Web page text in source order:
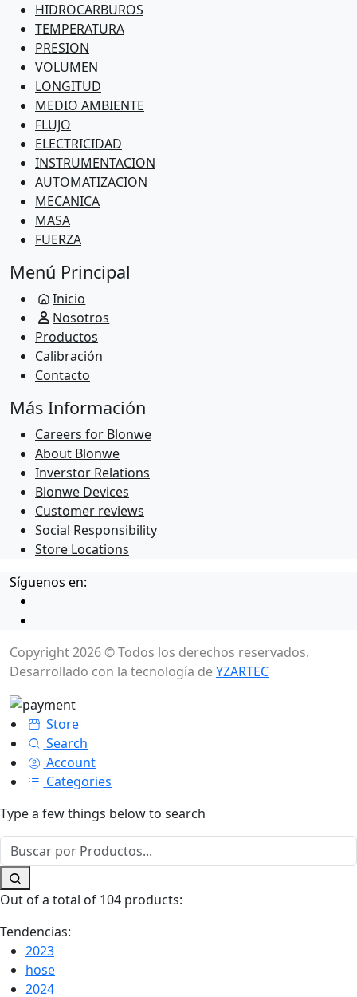
HIDROCARBUROS
TEMPERATURA
PRESION
VOLUMEN
LONGITUD
MEDIO AMBIENTE
FLUJO
ELECTRICIDAD
INSTRUMENTACION
AUTOMATIZACION
MECANICA
MASA
FUERZA
Menú Principal
Inicio
Nosotros
Productos
Calibración
Contacto
Más Información
Careers for Blonwe
About Blonwe
Inverstor Relations
Blonwe Devices
Customer reviews
Social Responsibility
Store Locations
Síguenos en:
Copyright 2026 © Todos los derechos reservados.
Desarrollado con la tecnología deYZARTEC
Store
Search
Account
Categories
Type a few things below to search
Out of a total of 104 products:
Tendencias:
2023
hose
2024